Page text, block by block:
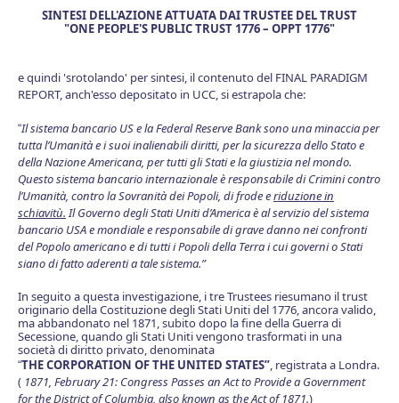
SINTESI DELL'AZIONE ATTUATA DAI TRUSTEE DEL TRUST
"ONE PEOPLE'S PUBLIC TRUST 1776 – OPPT 1776"
e quindi 'srotolando' per sintesi, il contenuto del FINAL PARADIGM
REPORT, anch'esso depositato in UCC, si estrapola che:
“Il sistema bancario US e la Federal Reserve Bank sono una minaccia per
tutta l’Umanità e i suoi inalienabili diritti, per la sicurezza dello Stato e
della Nazione Americana, per tutti gli Stati e la giustizia nel mondo.
Questo sistema bancario internazionale è responsabile di Crimini contro
l’Umanità, contro la Sovranità dei Popoli, di frode eriduzione in
schiavitù.Il Governo degli Stati Uniti d’America è al servizio del sistema
bancario USA e mondiale e responsabile di grave danno nei confronti
del Popolo americano e di tutti i Popoli della Terra i cui governi o Stati
siano di fatto aderenti a tale sistema.”
In seguito a questa investigazione, i tre Trustees riesumano il trust
originario della Costituzione degli Stati Uniti del 1776, ancora valido,
ma abbandonato nel 1871, subito dopo la fine della Guerra di
Secessione, quando gli Stati Uniti vengono trasformati in una
società di diritto privato, denominata
“THE CORPORATION OF THE UNITED STATES” , registrata a Londra.
( 1871, February 21: Congress Passes an Act to Provide a Government
forthe District of Columbia, also known as the Act of 1871.)